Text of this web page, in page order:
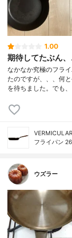
1.00
期待してたぶん
なかなか究極のフラ
たのですが、、、何
を待ちました。でも
フライパン
ウズラー